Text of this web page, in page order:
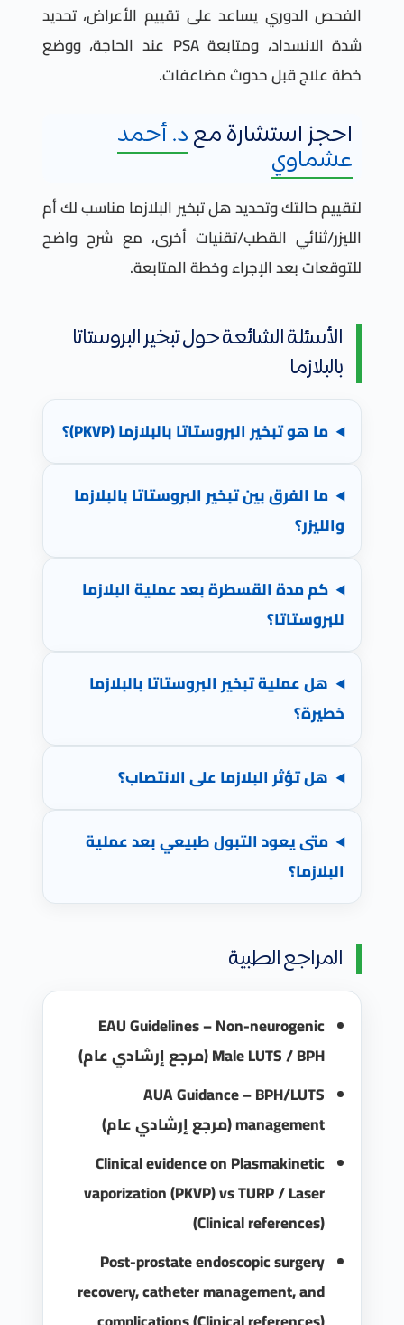
الفحص الدوري يساعد على تقييم الأعراض، تحديد
شدة الانسداد، ومتابعة PSA عند الحاجة، ووضع
خطة علاج قبل حدوث مضاعفات.
احجز استشارة معد. أحمد
عشماوي
لتقييم حالتك وتحديد هل تبخير البلازما مناسب لك أم
الليزر/ثنائي القطب/تقنيات أخرى، مع شرح واضح
للتوقعات بعد الإجراء وخطة المتابعة.
الأسئلة الشائعة حول تبخير البروستاتا
بالبلازما
ما هو تبخير البروستاتا بالبلازما (PKVP)؟
ما الفرق بين تبخير البروستاتا بالبلازما
والليزر؟
كم مدة القسطرة بعد عملية البلازما
للبروستاتا؟
هل عملية تبخير البروستاتا بالبلازما
خطيرة؟
هل تؤثر البلازما على الانتصاب؟
متى يعود التبول طبيعي بعد عملية
البلازما؟
المراجع الطبية
EAU Guidelines – Non-neurogenic
Male LUTS / BPH (مرجع إرشادي عام)
AUA Guidance – BPH/LUTS
management (مرجع إرشادي عام)
Clinical evidence on Plasmakinetic
vaporization (PKVP) vs TURP / Laser
(Clinical references)
Post-prostate endoscopic surgery
recovery, catheter management, and